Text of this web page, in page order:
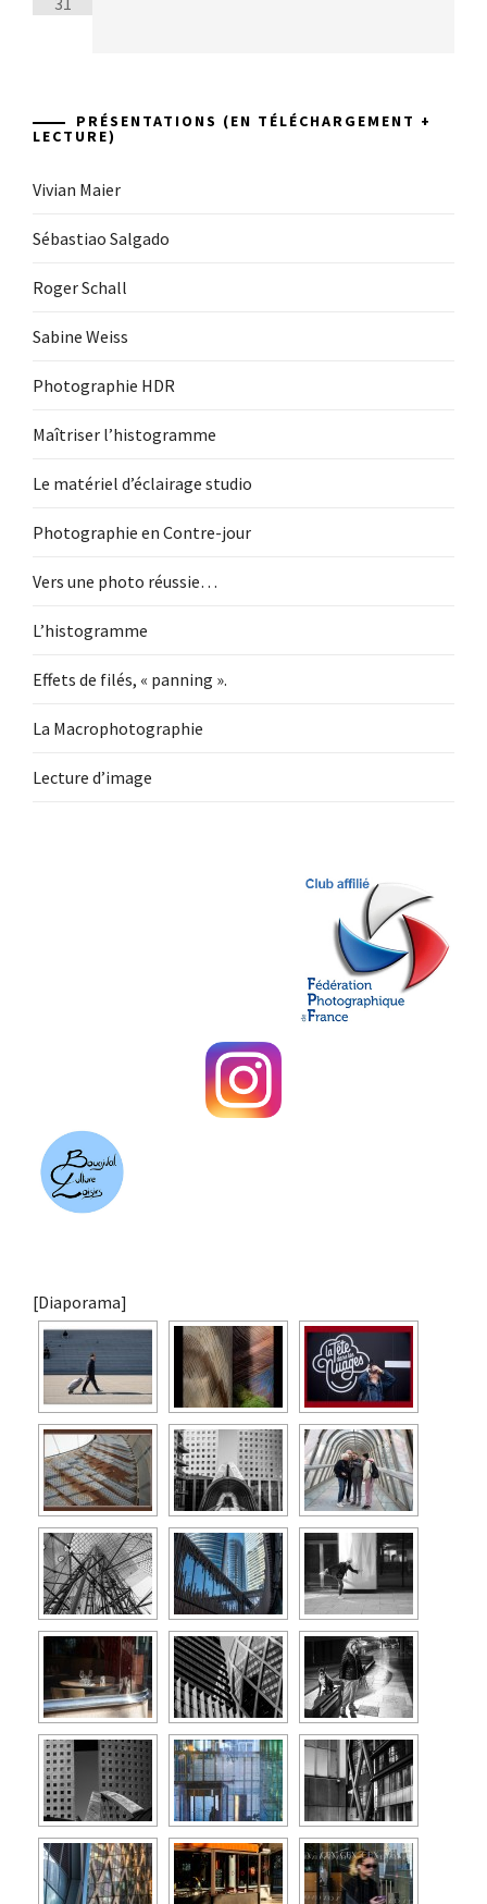
PRÉSENTATIONS (EN TÉLÉCHARGEMENT +
LECTURE)
Vivian Maier
Sébastiao Salgado
Roger Schall
Sabine Weiss
Photographie HDR
Maîtriser l’histogramme
Le matériel d’éclairage studio
Photographie en Contre-jour
Vers une photo réussie…
L’histogramme
Effets de filés, « panning ».
La Macrophotographie
Lecture d’image
[Diaporama]